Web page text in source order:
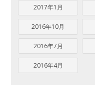
2017年1月
2016年10月
2016年7月
2016年4月